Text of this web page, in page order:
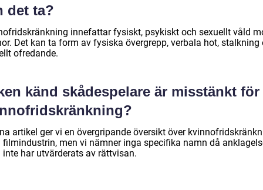
det ta?
innefattar fysiskt, psykiskt och sexuellt våld
Det kan ta form av fysiska övergrepp, verbala hot, stalkning
ofredande.
känd skådespelare är misstänkt för
artikel ger vi en övergripande översikt över
filmindustrin, men vi nämner inga specifika namn då
inte har utvärderats av rättvisan.